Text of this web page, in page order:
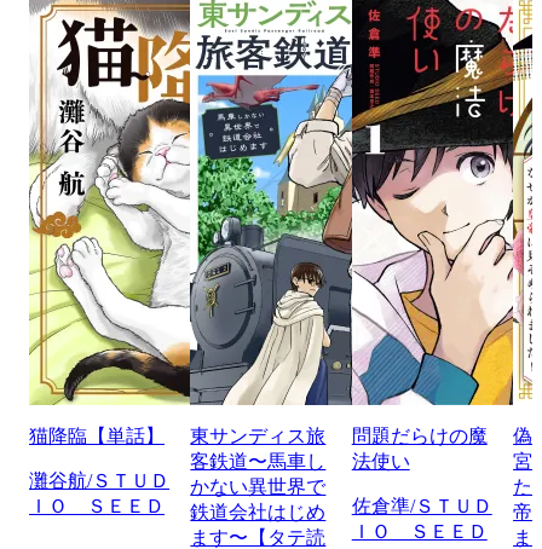
猫降臨【単話】
灘谷航/ＳＴＵＤ
ＩＯ ＳＥＥＤ
東サンディス旅
客鉄道〜馬車し
かない異世界で
鉄道会社はじめ
ます〜【タテ読
問題だらけの魔
法使い
佐倉準/ＳＴＵＤ
ＩＯ ＳＥＥＤ
偽
宮
た
帝
ま